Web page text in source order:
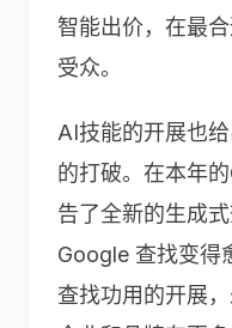
智能出价，在最
受众。
AI技能的开展也
的打破。在本年
告了全新的生成
Google 查找变得
查找功用的开展